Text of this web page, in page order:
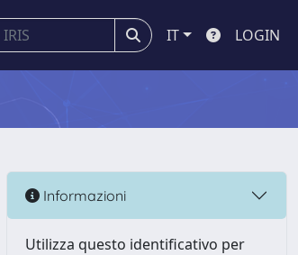
IT LOGIN
Informazioni
Utilizza questo identificativo per